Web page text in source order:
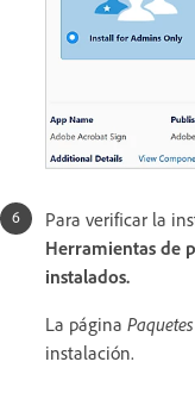
Para verificar la
Herramientas de
instalados.
La página
instalación.